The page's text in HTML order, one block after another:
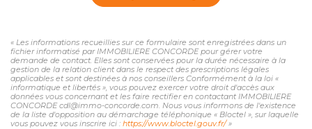
« Les informations recueillies sur ce formulaire sont enregistrées dans un
fichier informatisé par IMMOBILIERE CONCORDE pour gérer votre
demande de contact. Elles sont conservées pour la durée nécessaire à la
gestion de la relation client dans le respect des prescriptions légales
applicables et sont destinées à nos conseillers Conformément à la loi «
informatique et libertés », vous pouvez exercer votre droit d'accès aux
données vous concernant et les faire rectifier en contactant IMMOBILIERE
CONCORDE cdl@immo-concorde.com. Nous vous informons de l'existence
de la liste d'opposition au démarchage téléphonique « Bloctel », sur laquelle
vous pouvez vous inscrire ici : https://www.bloctel.gouv.fr/»